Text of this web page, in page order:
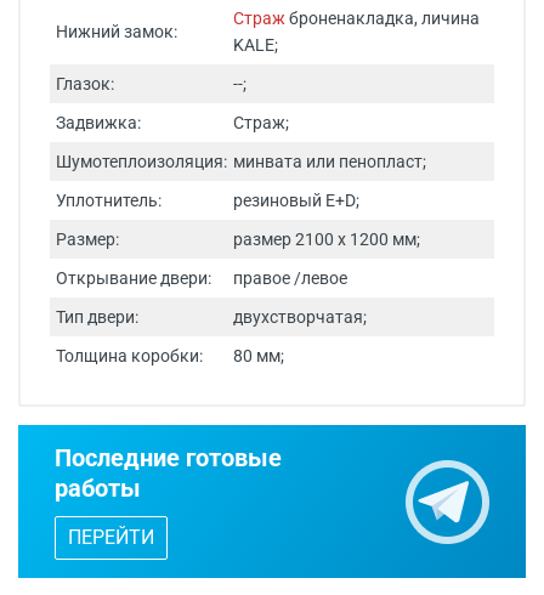
Нижний замок:
Страж броненакладка, личина
KALE;
Глазок:
--;
Задвижка:
Страж;
Шумотеплоизоляция: минвата или пенопласт;
Уплотнитель:
резиновый E+D;
Размер:
размер 2100 х 1200 мм;
Открывание двери:
правое /левое
Тип двери:
двухстворчатая;
Толщина коробки:
80 мм;
Бесплатный выезд специалиста
каталогом входных дверей, образцами
Последние готовые
работы
ПЕРЕЙТИ